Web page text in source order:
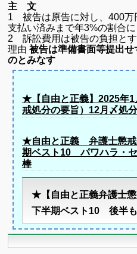
主 文
1 被告は原告に対し、400万
支払い済みまで年3%の割合
2 訴訟費用は被告の負担とす
理由 被告は準備書面等提出
のとみなす
★【自由と正義】2025年1
戒処分の要旨）12月〆処
★自由と正義 弁護士懲
期ベスト10 パワハラ・
棒
★【自由と正義弁護士
下半期ベスト10 後半も